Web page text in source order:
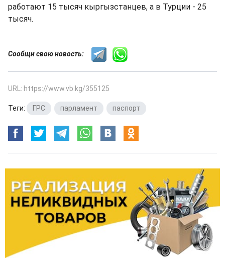
работают 15 тысяч кыргызстанцев, а в Турции - 25
тысяч.
Сообщи свою новость:
URL: https://www.vb.kg/355125
Теги: ГРС парламент паспорт